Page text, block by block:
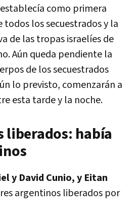
como primera
todos los secuestrados y la
de las tropas israelíes de
Aún queda pendiente la
de los secuestrados
lo previsto, comenzarán a
esta tarde y la noche.
liberados: había
y David Cunio, y Eitan
argentinos liberados por